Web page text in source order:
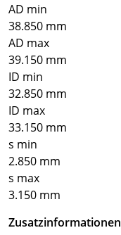
AD min
38.850 mm
AD max
39.150 mm
ID min
32.850 mm
ID max
33.150 mm
s min
2.850 mm
s max
3.150 mm
Zusatzinformationen